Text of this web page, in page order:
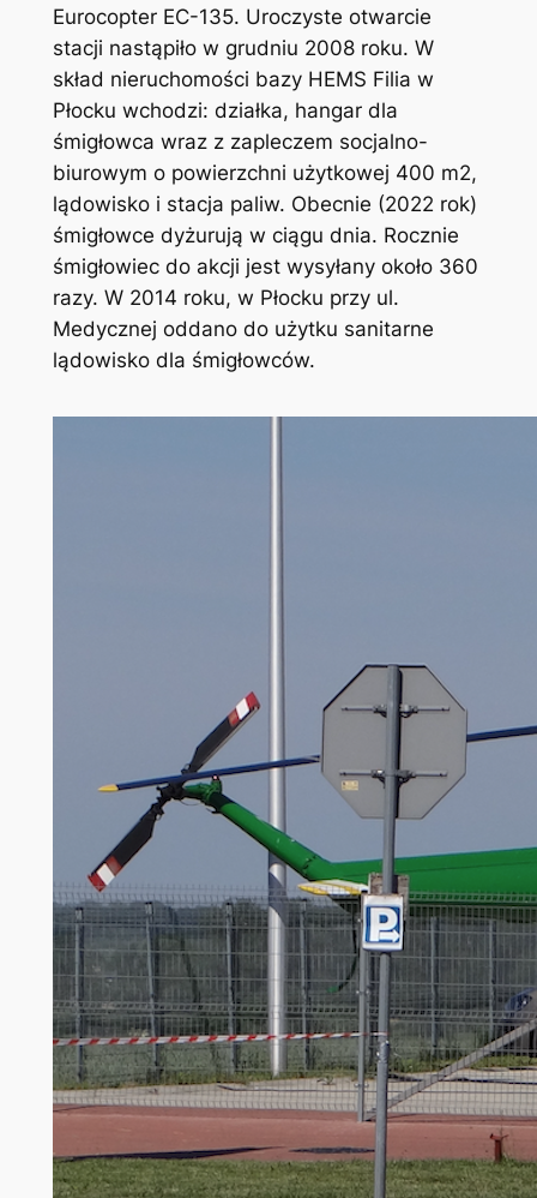
Eurocopter EC-135. Uroczyste otwarcie
stacji nastąpiło w grudniu 2008 roku. W
skład nieruchomości bazy HEMS Filia w
Płocku wchodzi: działka, hangar dla
śmigłowca wraz z zapleczem socjalno-
biurowym o powierzchni użytkowej 400 m2,
lądowisko i stacja paliw. Obecnie (2022 rok)
śmigłowce dyżurują w ciągu dnia. Rocznie
śmigłowiec do akcji jest wysyłany około 360
razy. W 2014 roku, w Płocku przy ul.
Medycznej oddano do użytku sanitarne
lądowisko dla śmigłowców.